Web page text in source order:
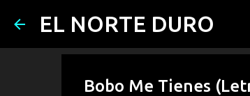
EL NORTE DURO
Bobo Me Tienes